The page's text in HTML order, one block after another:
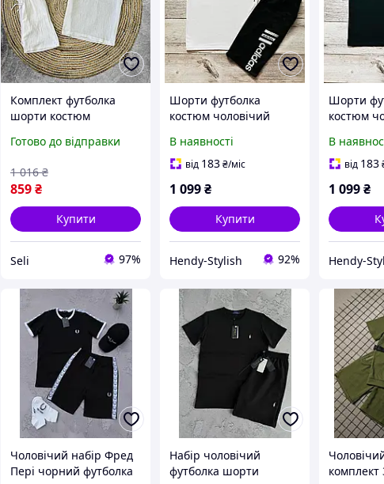
Комплект футболка
шорти костюм
класичний Seli
Готово до відправки
859₴
1 016 ₴
Купити
Seli 97%
Шорти футболка
костюм чоловічий
спортивний комплект
Адідас на літо
В наявності
від 183₴/міс
1 099₴
Купити
Hendy-Stylish 92%
Шорти
костюм
Адідас на
В
від 183
1 099₴
Hendy-
Чоловічий набір Фред
Пері чорний футболка
Набір чоловічий
футболка шорти
комплект